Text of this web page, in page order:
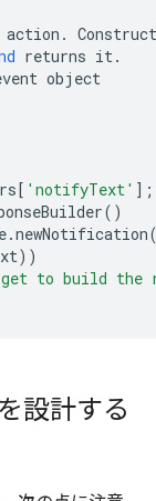
action .
returns it.
object
[ 'notifyText' ];
()
.newNotification
))
to build the
設計する